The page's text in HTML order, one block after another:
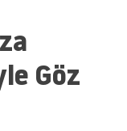
Göz